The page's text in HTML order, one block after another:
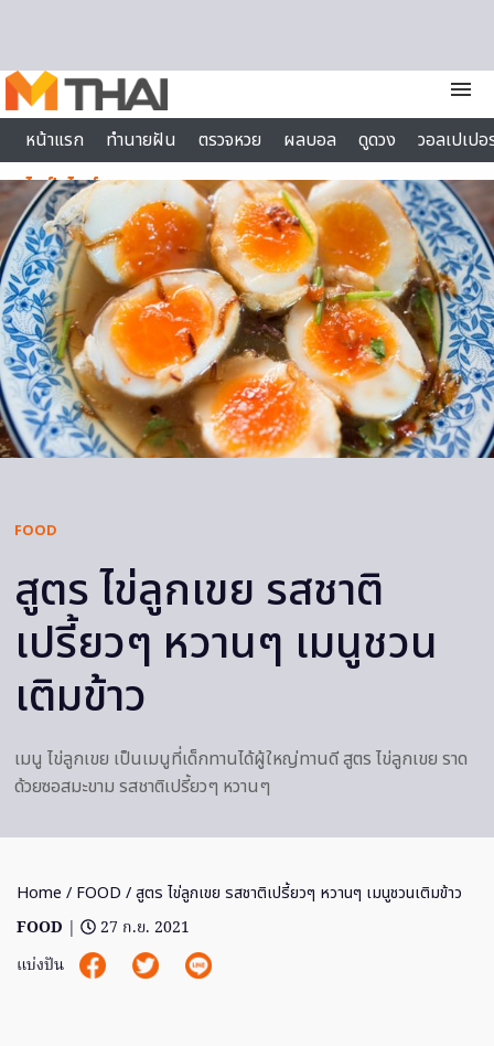
menu
หน้าแรก
ทำนายฝัน ตรวจหวย ผลบอล ดูดวง
วอลเปเป
ไลฟ์สไตล์
FOOD
สูตร ไข่ลูกเขย รสชาติ
เปรี้ยวๆ หวานๆ เมนูชวน
เติมข้าว
เมนู ไข่ลูกเขย เป็นเมนูที่เด็กทานได้ผู้ใหญ่ทานดี สูตร ไข่ลูกเขย ราด
ด้วยซอสมะขาม รสชาติเปรี้ยวๆ หวานๆ
Home / FOOD / สูตร ไข่ลูกเขย รสชาติเปรี้ยวๆ หวานๆ เมนูชวนเติมข้าว
FOOD |
27 ก.ย. 2021
แบ่งปัน